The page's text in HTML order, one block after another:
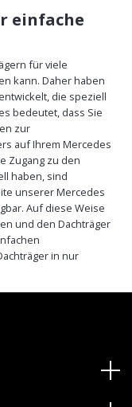
einfache
für viele
kann. Daher haben
die speziell
bedeutet, dass Sie
zur
auf Ihrem Mercedes
Zugang zu den
haben, sind
unserer Mercedes
Auf diese Weise
und den Dachträger
in nur